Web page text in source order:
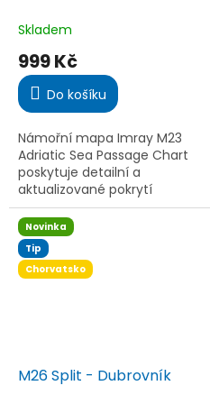
Průměrné
hodnocení
produktu
je
5,0
5
hvězdiček.
Skladem
999 Kč
Do košíku
Námořní mapa Imray M23
Adriatic Sea Passage Chart
poskytuje detailní a
aktualizované pokrytí
Jaderského moře, včetně
tras, rezervací a světelných
signálů pro bezpečnou
plavbu.
Novinka
Tip
Chorvatsko
M26 Split - Dubrovník